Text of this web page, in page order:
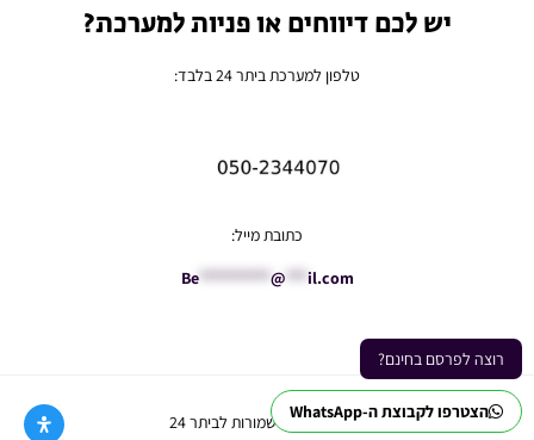
הצטרפו לקבוצת ה-WhatsApp
רוצה לפרסם בחינם?
יש לכם דיווחים או פניות למערכת?
טלפון למערכת ביתר 24 בלבד:
כתובת מייל:
Be********** @ il.com
Ⓒ כל הזכויות שמורות לביתר 24